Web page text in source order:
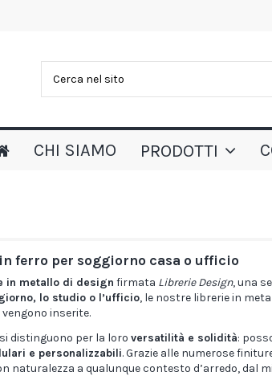
CHI SIAMO PRODOTTI
ferro per soggiorno casa o ufficio
in metallo di design firmata Librerie Design, una
lo studio o l’ufficio, le nostre librerie in
inserite.
si distinguono per la loro versatilità e solidità:
e personalizzabili. Grazie alle numerose
naturalezza a qualunque contesto d’arredo, dal